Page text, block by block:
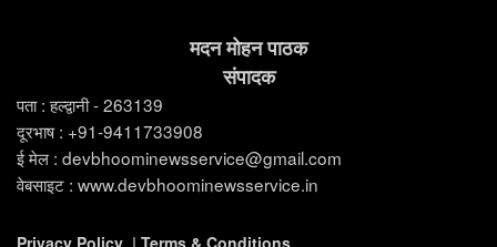
मदन मोहन पाठक
संपादक
पता : हल्द्वानी - 263139
दूरभाष : +91-9411733908
ई मेल : devbhoominewsservice@gmail.com
वेबसाइट : www.devbhoominewsservice.in
Privacy Policy | Terms & Conditions